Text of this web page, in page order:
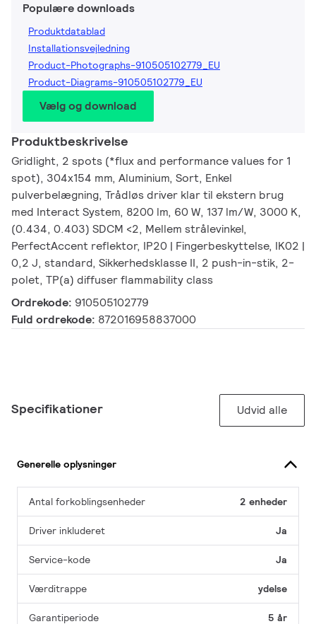
Populære downloads
Produktdatablad
Installationsvejledning
Product-Photographs-910505102779_EU
Product-Diagrams-910505102779_EU
Vælg og download
Produktbeskrivelse
Gridlight, 2 spots (*flux and performance values for 1
spot), 304x154 mm, Aluminium, Sort, Enkel
pulverbelægning, Trådløs driver klar til ekstern brug
med Interact System, 8200 lm, 60 W, 137 lm/W, 3000 K,
(0.434, 0.403) SDCM <2, Mellem strålevinkel,
PerfectAccent reflektor, IP20 | Fingerbeskyttelse, IK02 |
0,2 J, standard, Sikkerhedsklasse II, 2 push-in-stik, 2-
polet, TP(a) diffuser flammability class
Ordrekode: 910505102779
Fuld ordrekode: 872016958837000
Specifikationer Udvid alle
Generelle oplysninger
Antal forkoblingsenheder 2 enheder
Driver inkluderet Ja
Service-kode Ja
Værditrappe ydelse
Garantiperiode 5 år